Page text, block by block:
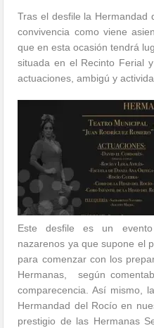
Tras el desfile la Hermandad
convivencia como viene
que en esta ocasión tendrá
situada en el Recinto Ferial
actuaciones, ambigú y
Este desfile es un
nazarenos ya que supone el
para comenzar con los
Hermanas, según
comparecencia. Así mismo,
Hermandad del Rocío en
prestigio de las Hermanas